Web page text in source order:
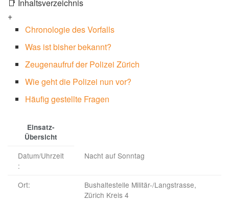
📑 Inhaltsverzeichnis
+
Chronologie des Vorfalls
Was ist bisher bekannt?
Zeugenaufruf der Polizei Zürich
Wie geht die Polizei nun vor?
Häufig gestellte Fragen
Einsatz-
Übersicht
Datum/Uhrzeit
:
Nacht auf Sonntag
Ort:
Bushaltestelle Militär-/Langstrasse,
Zürich Kreis 4